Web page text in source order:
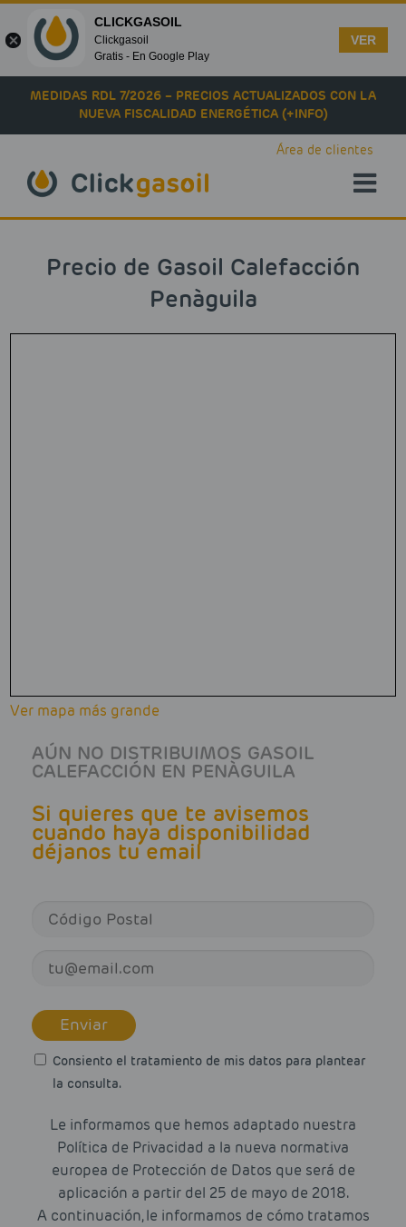
Skip to main content
MEDIDAS RDL 7/2026 – PRECIOS ACTUALIZADOS CON LA
NUEVA FISCALIDAD ENERGÉTICA (+INFO)
Área de clientes
Precio de Gasoil Calefacción
Penàguila
Ver mapa más grande
AÚN NO DISTRIBUIMOS GASOIL
CALEFACCIÓN EN PENÀGUILA
Si quieres que te avisemos
cuando haya disponibilidad
déjanos tu email
Enviar
Consiento el tratamiento de mis datos para plantear
la consulta.
Le informamos que hemos adaptado nuestra
Política de Privacidad a la nueva normativa
europea de Protección de Datos que será de
aplicación a partir del 25 de mayo de 2018.
A continuación, le informamos de cómo tratamos
CLICKGASOIL
Clickgasoil
Gratis - En Google Play
VER